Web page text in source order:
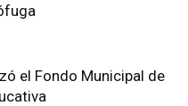
el Fondo Municipal de